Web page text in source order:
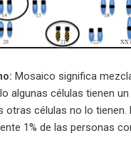
Mosaico significa
algunas células tienen
otras células no lo tienen.
1% de las personas